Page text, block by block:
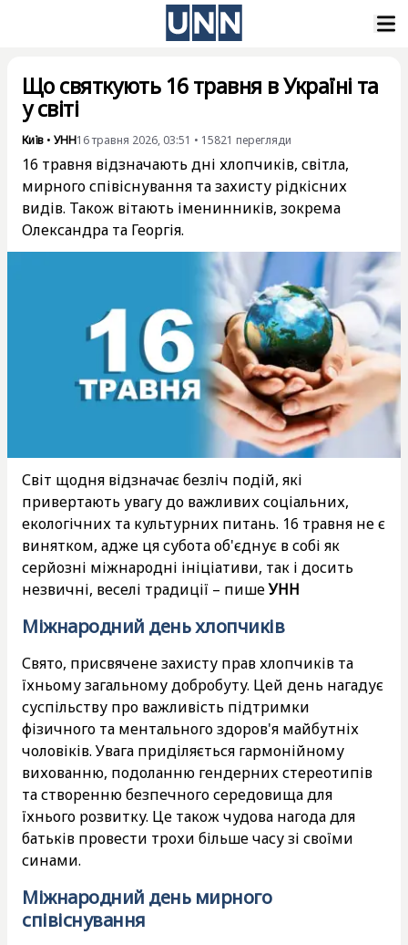
Що святкують 16 травня в Україні та
у світі
Київ • УНН16 травня 2026, 03:51 • 15821 перегляди
16 травня відзначають дні хлопчиків, світла,
мирного співіснування та захисту рідкісних
видів. Також вітають іменинників, зокрема
Олександра та Георгія.
Світ щодня відзначає безліч подій, які
привертають увагу до важливих соціальних,
екологічних та культурних питань. 16 травня не є
винятком, адже ця субота об'єднує в собі як
серйозні міжнародні ініціативи, так і досить
незвичні, веселі традиції – пишеУНН
Міжнародний день хлопчиків
Свято, присвячене захисту прав хлопчиків та
їхньому загальному добробуту. Цей день нагадує
суспільству про важливість підтримки
фізичного та ментального здоров'я майбутніх
чоловіків. Увага приділяється гармонійному
вихованню, подоланню гендерних стереотипів
та створенню безпечного середовища для
їхнього розвитку. Це також чудова нагода для
батьків провести трохи більше часу зі своїми
синами.
Міжнародний день мирного
співіснування